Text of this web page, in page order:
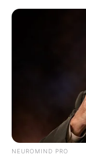
Outro
passo a
NEUROMIND PRO